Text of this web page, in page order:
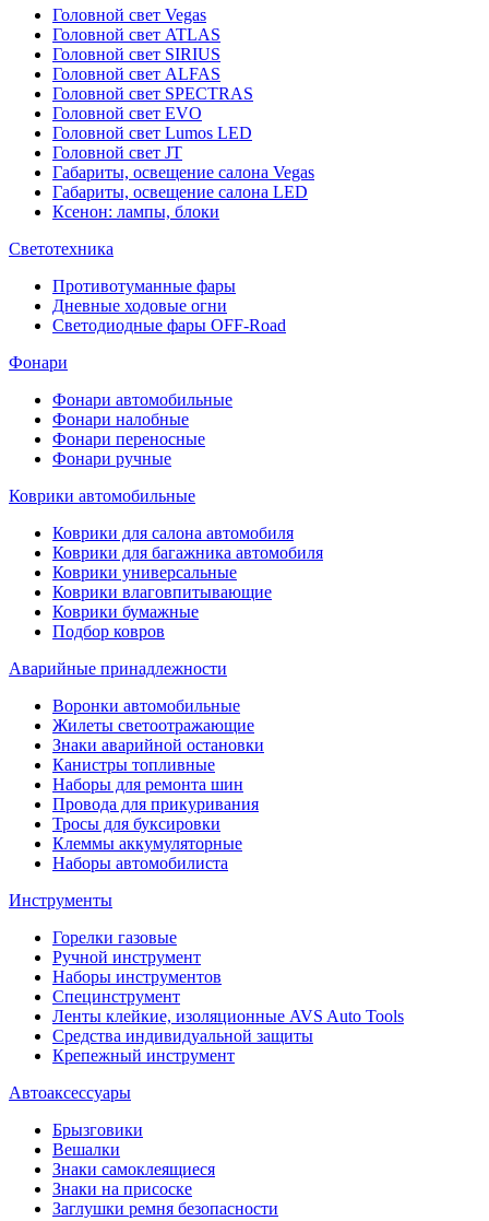
Головной свет Vegas
Головной свет ATLAS
Головной свет SIRIUS
Головной свет ALFAS
Головной свет SPECTRAS
Головной свет EVO
Головной свет Lumos LED
Головной свет JT
Габариты, освещение салона Vegas
Габариты, освещение салона LED
Ксенон: лампы, блоки
Светотехника
Противотуманные фары
Дневные ходовые огни
Светодиодные фары OFF-Road
Фонари
Фонари автомобильные
Фонари налобные
Фонари переносные
Фонари ручные
Коврики автомобильные
Коврики для салона автомобиля
Коврики для багажника автомобиля
Коврики универсальные
Коврики влаговпитывающие
Коврики бумажные
Подбор ковров
Аварийные принадлежности
Воронки автомобильные
Жилеты светоотражающие
Знаки аварийной остановки
Канистры топливные
Наборы для ремонта шин
Провода для прикуривания
Тросы для буксировки
Клеммы аккумуляторные
Наборы автомобилиста
Инструменты
Горелки газовые
Ручной инструмент
Наборы инструментов
Специнструмент
Ленты клейкие, изоляционные AVS Auto Tools
Средства индивидуальной защиты
Крепежный инструмент
Автоаксессуары
Брызговики
Вешалки
Знаки самоклеящиеся
Знаки на присоске
Заглушки ремня безопасности